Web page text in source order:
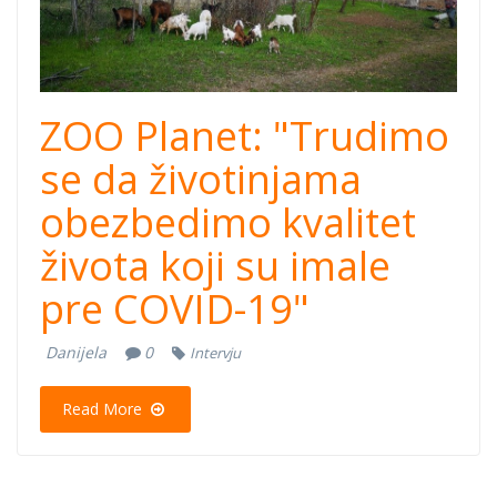
ZOO Planet: "Trudimo
se da životinjama
obezbedimo kvalitet
života koji su imale
pre COVID-19"
Danijela 0 Intervju
Read More